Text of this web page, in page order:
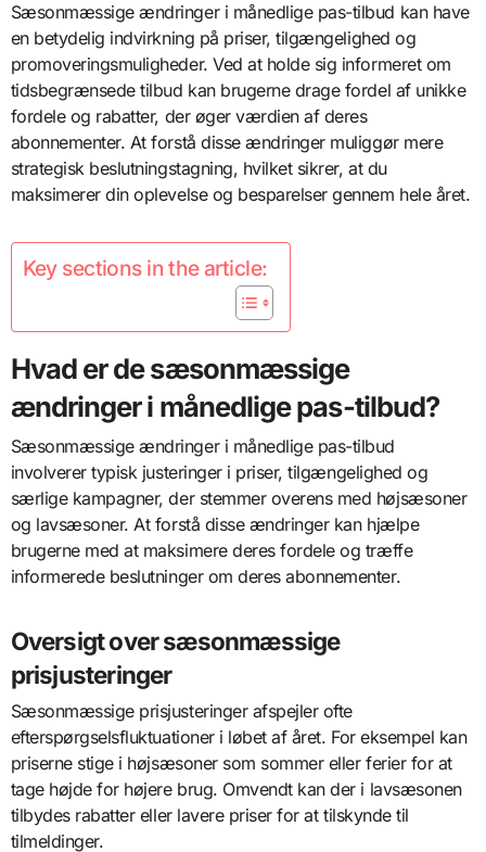
Sæsonmæssige ændringer i månedlige pas-tilbud kan have
en betydelig indvirkning på priser, tilgængelighed og
promoveringsmuligheder. Ved at holde sig informeret om
tidsbegrænsede tilbud kan brugerne drage fordel af unikke
fordele og rabatter, der øger værdien af deres
abonnementer. At forstå disse ændringer muliggør mere
strategisk beslutningstagning, hvilket sikrer, at du
maksimerer din oplevelse og besparelser gennem hele året.
Key sections in the article:
Hvad er de sæsonmæssige
ændringer i månedlige pas-tilbud?
Sæsonmæssige ændringer i månedlige pas-tilbud
involverer typisk justeringer i priser, tilgængelighed og
særlige kampagner, der stemmer overens med højsæsoner
og lavsæsoner. At forstå disse ændringer kan hjælpe
brugerne med at maksimere deres fordele og træffe
informerede beslutninger om deres abonnementer.
Oversigt over sæsonmæssige
prisjusteringer
Sæsonmæssige prisjusteringer afspejler ofte
efterspørgselsfluktuationer i løbet af året. For eksempel kan
priserne stige i højsæsoner som sommer eller ferier for at
tage højde for højere brug. Omvendt kan der i lavsæsonen
tilbydes rabatter eller lavere priser for at tilskynde til
tilmeldinger.